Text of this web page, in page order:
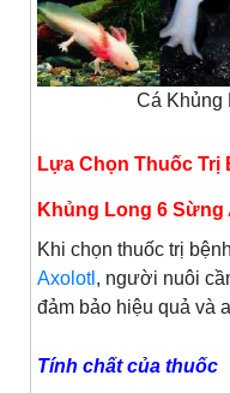
Cá Khủng
Lựa Chọn Thuốc Trị
Khủng Long 6 Sừng
Khi chọn thuốc trị
Axolotl , người nuôi
đảm bảo hiệu quả và
Tính chất của thuốc